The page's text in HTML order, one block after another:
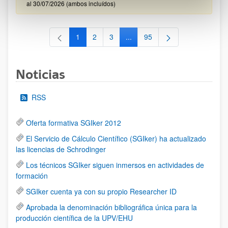
al 30/07/2026 (ambos incluídos)
Página
1 Página
2 Página
3 ...Páginas intermedias Use TAB
Página
95
Noticias
RSS
Oferta formativa SGIker 2012
El Servicio de Cálculo Científico (SGIker) ha actualizado
las licencias de Schrodinger
Los técnicos SGIker siguen inmersos en actividades de
formación
SGIker cuenta ya con su propio Researcher ID
Aprobada la denominación bibliográfica única para la
producción científica de la UPV/EHU